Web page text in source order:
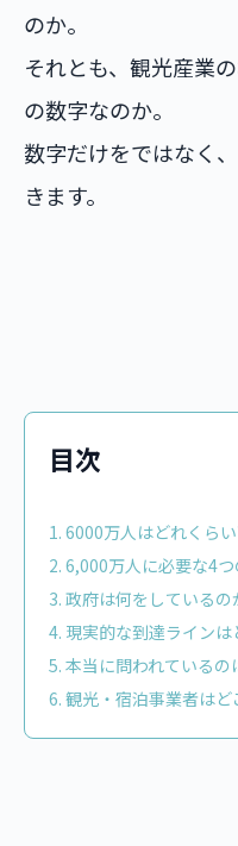
のか。
それとも、観光産業
の数字なのか。
数字だけをではなく
きます。
目次
1. 6000万人はどれくら
2. 6,000万人に必要な4
3. 政府は何をしているの
4. 現実的な到達ラインは
5. 本当に問われているの
6. 観光・宿泊事業者は